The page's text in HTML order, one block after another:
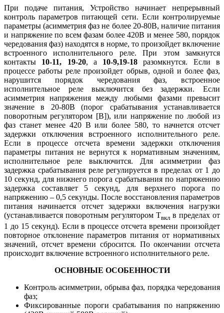
При подаче питания, Устройство начинает непрерывный
контроль параметров питающей сети. Если контролируемые
параметры (асимметрия фаз не более 20-80В, наличие питания
и напряжение по всем фазам более 420В и менее 580, порядок
чередования фаз) находятся в норме, то произойдет включение
встроенного исполнительного реле. При этом замкнутся
контакты 10-11, 19-20, а 10-9,19-18 разомкнутся. Если в
процессе работы реле произойдет обрыв, одной и более фаз,
нарушится порядок чередования фаз, встроенное
исполнительное реле выключится без задержки. Если
асимметрия напряжения между любыми фазами превысит
значение в 20-80В (порог срабатывания устанавливается
поворотным регулятором [В]), или напряжение по любой из
фаз станет менее 420 В или более 580, то начнется отсчет
задержки отключения встроенного исполнительного реле.
Если в процессе отсчета времени задержки отключения
параметры питания не вернутся к нормативным значениям,
исполнительное реле выключится. Для асимметрии фаз
задержка срабатывания реле регулируется в пределах от 1 до
10 секунд, для нижнего порога срабатывания по напряжению
задержка составляет 5 секунд, для верхнего порога по
напряжению – 0,5 секунды. После восстановления параметров
питания начинается отсчет задержки включения нагрузки
(устанавливается поворотным регулятором Tвкл в пределах от
1 до 15 секунд). Если в процессе отсчета времени произойдет
повторное отклонение параметров питания от нормативных
значений, отсчет времени сбросится. По окончании отсчета
происходит включение встроенного исполнительного реле.
ОСНОВНЫЕ ОСОБЕННОСТИ
Контроль асимметрии, обрыва фаз, порядка чередования
фаз;
Фиксированные пороги срабатывания по напряжению